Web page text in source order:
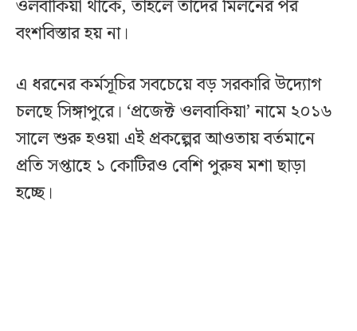
ওলবাকিয়া থাকে, তাহলে তাদের মিলনের পর
বংশবিস্তার হয় না।
এ ধরনের কর্মসূচির সবচেয়ে বড় সরকারি উদ্যোগ
চলছে সিঙ্গাপুরে। ‘প্রজেক্ট ওলবাকিয়া’ নামে ২০১৬
সালে শুরু হওয়া এই প্রকল্পের আওতায় বর্তমানে
প্রতি সপ্তাহে ১ কোটিরও বেশি পুরুষ মশা ছাড়া
হচ্ছে।